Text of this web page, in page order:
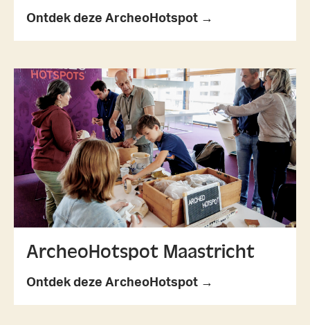
Ontdek deze ArcheoHotspot →
ArcheoHotspot Maastricht
Ontdek deze ArcheoHotspot →